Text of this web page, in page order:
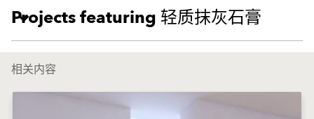
Projects featuring 轻质抹灰石膏
相关内容